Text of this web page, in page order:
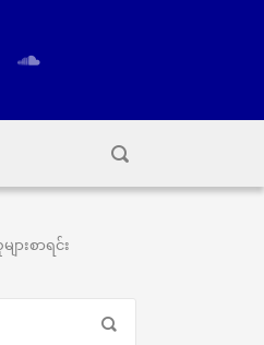
းစာရင်း